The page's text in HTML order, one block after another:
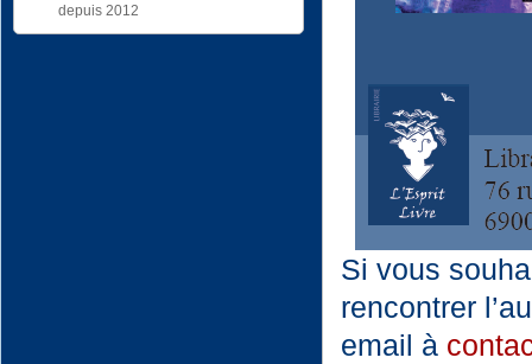
Si vous
rencontrer
email à
depuis 2012